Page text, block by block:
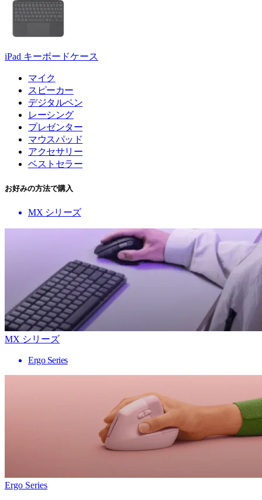
iPad キーボードケース
マイク
スピーカー
デジタルペン
レーシング
プレゼンター
マウスパッド
アクセサリー
ベストセラー
お好みの方法で購入
MX シリーズ
MX シリーズ
Ergo Series
Ergo Series